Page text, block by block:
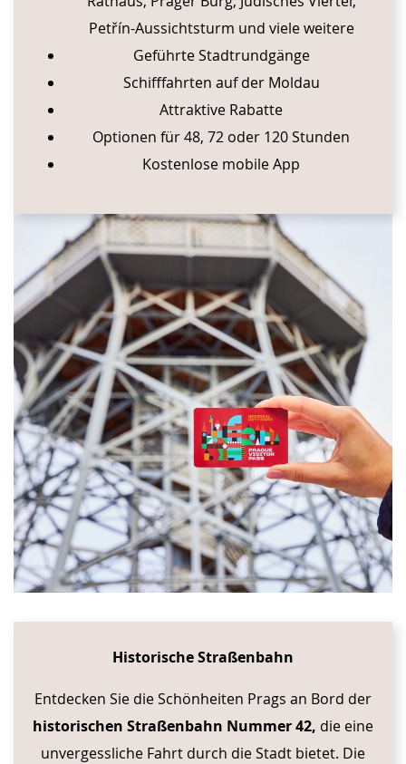
Petřín-Aussichtsturm und viele weitere
Geführte Stadtrundgänge
Schifffahrten auf der Moldau
Attraktive Rabatte
Optionen für 48, 72 oder 120 Stunden
Kostenlose mobile App
Historische Straßenbahn
Entdecken Sie die Schönheiten Prags an Bord der
historischen Straßenbahn Nummer 42, die eine
unvergessliche Fahrt durch die Stadt bietet. Die